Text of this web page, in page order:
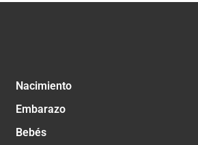
Nacimiento
Embarazo
Bebés